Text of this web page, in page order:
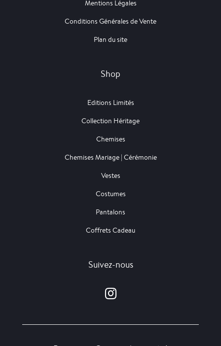
Mentions Légales
Conditions Générales de Vente
Plan du site
Shop
Editions Limités
Collection Héritage
Chemises
Chemises Mariage | Cérémonie
Vestes
Costumes
Pantalons
Coffrets Cadeau
Suivez-nous